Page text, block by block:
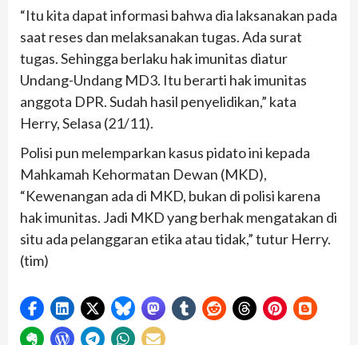
“Itu kita dapat informasi bahwa dia laksanakan pada
saat reses dan melaksanakan tugas. Ada surat
tugas. Sehingga berlaku hak imunitas diatur
Undang-Undang MD3. Itu berarti hak imunitas
anggota DPR. Sudah hasil penyelidikan,” kata
Herry, Selasa (21/11).
Polisi pun melemparkan kasus pidato ini kepada
Mahkamah Kehormatan Dewan (MKD),
“Kewenangan ada di MKD, bukan di polisi karena
hak imunitas. Jadi MKD yang berhak mengatakan di
situ ada pelanggaran etika atau tidak,” tutur Herry.
(tim)